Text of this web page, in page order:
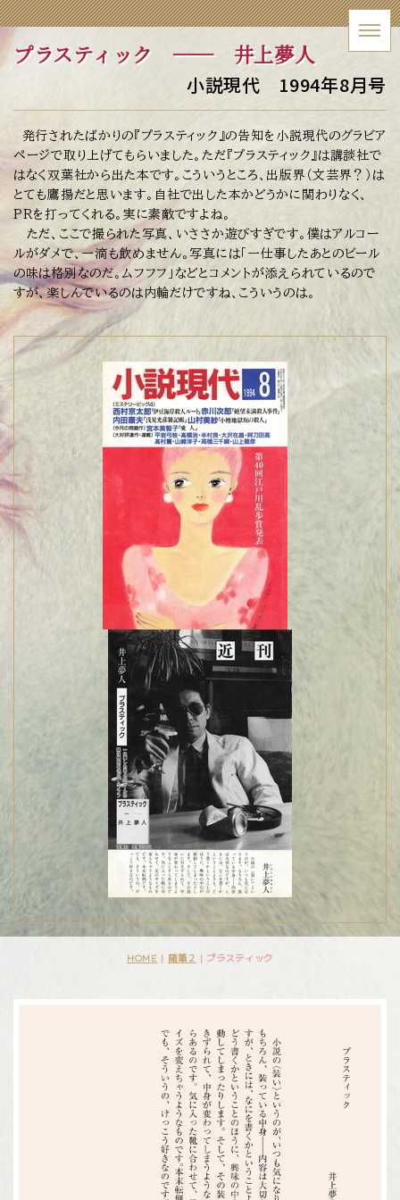
プラスティック ── 井上夢人
小説現代 1994年8月号
発行されたばかりの『プラスティック』の告知を小説現代のグラビア
ページで取り上げてもらいました。ただ『プラスティック』は講談社で
はなく双葉社から出た本です。こういうところ、出版界（文芸界？）は
とても鷹揚だと思います。自社で出した本かどうかに関わりなく、
PRを打ってくれる。実に素敵ですよね。
ただ、ここで撮られた写真、いささか遊びすぎです。僕はアルコー
ルがダメで、一滴も飲めません。写真には「一仕事したあとのビール
の味は格別なのだ。ムフフフ」などとコメントが添えられているので
すが、楽しんでいるのは内輪だけですね、こういうのは。
HOME | 随筆２ | プラスティック